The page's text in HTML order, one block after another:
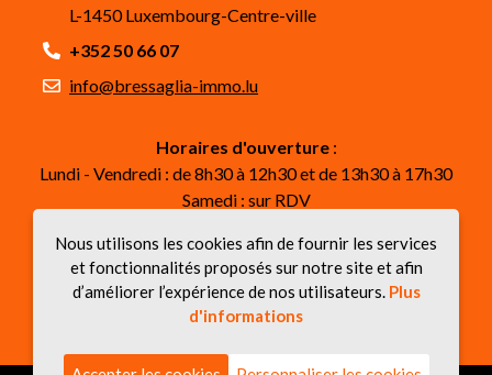
L-1450 Luxembourg-Centre-ville
+352 50 66 07
info@bressaglia-immo.lu
Horaires d'ouverture:
Lundi - Vendredi : de 8h30 à 12h30 et de 13h30 à 17h30
Samedi : sur RDV
Suivez-nous
Nous utilisons les cookies afin de fournir les services
et fonctionnalités proposés sur notre site et afin
d’améliorer l’expérience de nos utilisateurs. Plus
d'informations